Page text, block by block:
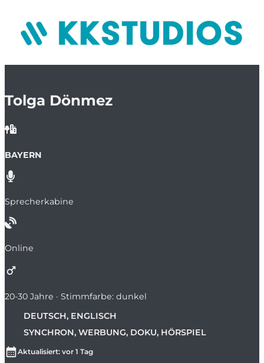
Tolga Dönmez
BAYERN
Sprecherkabine
Online
20-30 Jahre · Stimmfarbe: dunkel
DEUTSCH, ENGLISCH
SYNCHRON, WERBUNG, DOKU, HÖRSPIEL
Aktualisiert: vor 1 Tag